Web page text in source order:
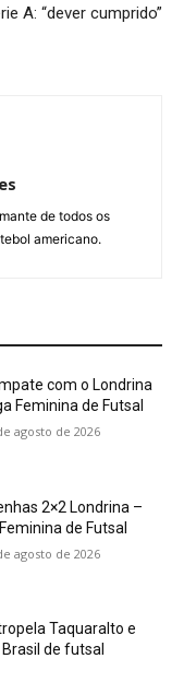
A: “dever cumprido”
de todos os
americano.
com o Londrina
Feminina de Futsal
agosto de 2026
2×2 Londrina –
de Futsal
agosto de 2026
Taquaralto e
de futsal